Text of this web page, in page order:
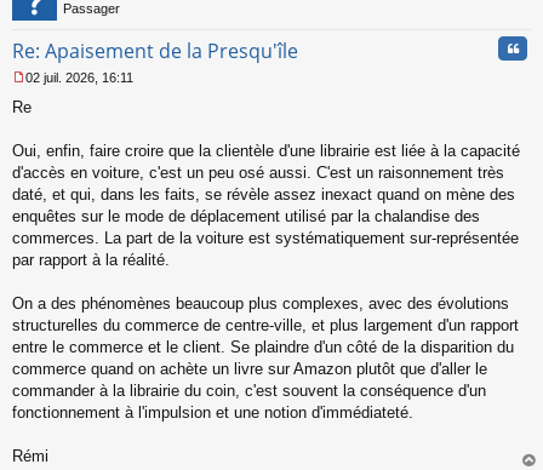
Passager
Re: Apaisement de la Presqu'île
e
s
g
e
n
o
n
02 juil. 2026, 16:11
Re
Oui, enfin, faire croire que la clientèle d'une librairie est liée à la capacité
d'accès en voiture, c'est un peu osé aussi. C'est un raisonnement très
daté, et qui, dans les faits, se révèle assez inexact quand on mène des
enquêtes sur le mode de déplacement utilisé par la chalandise des
commerces. La part de la voiture est systématiquement sur-représentée
par rapport à la réalité.
On a des phénomènes beaucoup plus complexes, avec des évolutions
structurelles du commerce de centre-ville, et plus largement d'un rapport
entre le commerce et le client. Se plaindre d'un côté de la disparition du
commerce quand on achète un livre sur Amazon plutôt que d'aller le
commander à la librairie du coin, c'est souvent la conséquence d'un
fonctionnement à l'impulsion et une notion d'immédiateté.
Rémi